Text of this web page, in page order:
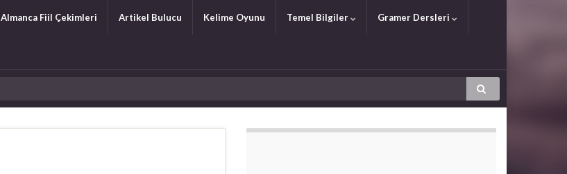
Almanca Fiil Çekimleri Artikel Bulucu Kelime Oyunu Temel Bilgiler Gramer Dersleri